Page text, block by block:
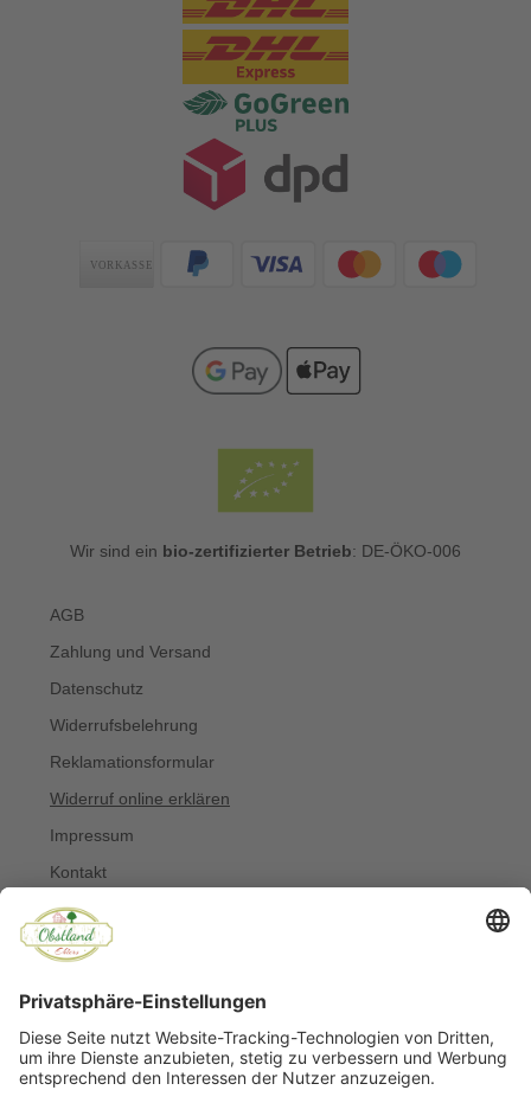
Zahlungsarten
Wir sind ein bio-zertifizierter Betrieb: DE-ÖKO-006
AGB
Zahlung und Versand
Datenschutz
Widerrufsbelehrung
Reklamationsformular
Widerruf online erklären
Impressum
Kontakt
Über uns
Allergiker
© Copyright 2022 Obstland Ehlers